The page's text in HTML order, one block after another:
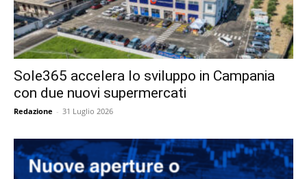
Sole365 accelera lo sviluppo in Campania
con due nuovi supermercati
Redazione - 31 Luglio 2026